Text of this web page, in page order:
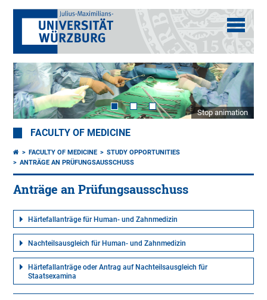
Stop animation
FACULTY OF MEDICINE
FACULTY OF MEDICINE
STUDY OPPORTUNITIES
ANTRÄGE AN PRÜFUNGSAUSSCHUSS
Anträge an Prüfungsausschuss
Härtefallanträge für Human- und Zahnmedizin
Nachteilsausgleich für Human- und Zahnmedizin
Härtefallanträge oder Antrag auf Nachteilsausgleich für
Staatsexamina